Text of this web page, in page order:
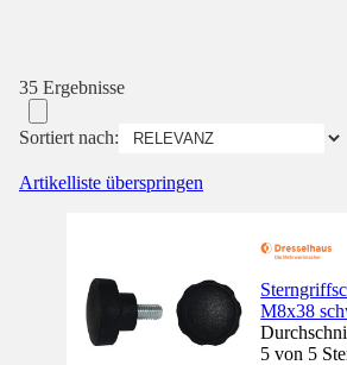
35 Ergebnisse
Sortiert nach:
Artikelliste überspringen
M8x38
5 von 5